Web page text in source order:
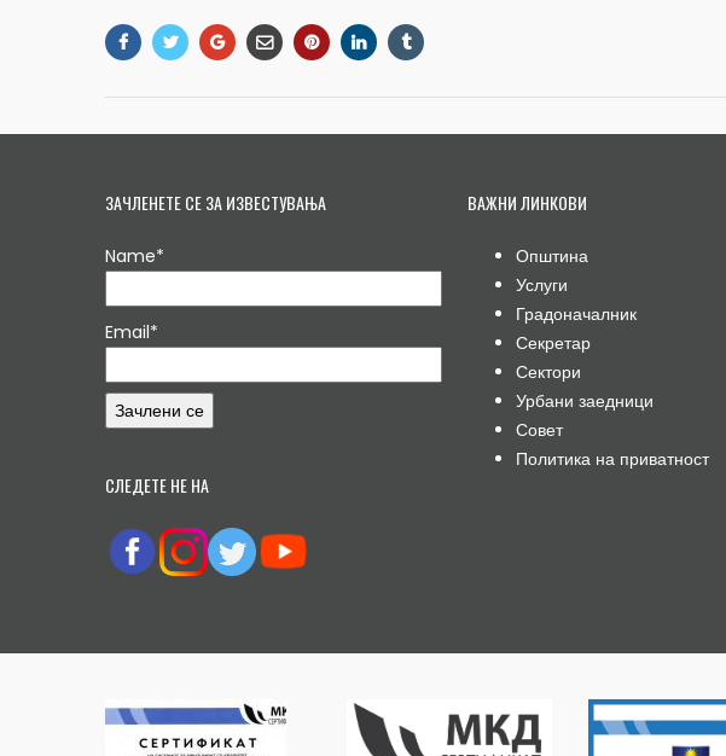
ЗАЧЛЕНЕТЕ СЕ ЗА ИЗВЕСТУВАЊА
Name*
Email*
СЛЕДЕТЕ НЕ НА
ВАЖНИ ЛИНКОВИ
Општина
Услуги
Градоначалник
Секретар
Сектори
Урбани заедници
Совет
Политика на приватност